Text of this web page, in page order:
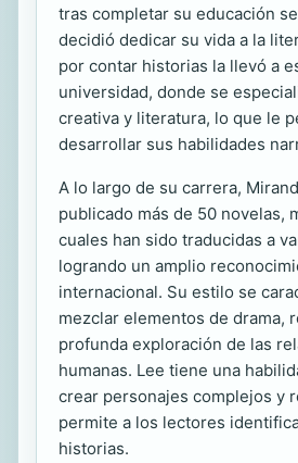
tras completar su educación
decidió dedicar su vida a la
por contar historias la llevó a
universidad, donde se
creativa y literatura, lo que le
desarrollar sus habilidades
A lo largo de su carrera,
publicado más de 50 novelas,
cuales han sido traducidas a
logrando un amplio
internacional. Su estilo se
mezclar elementos de drama,
profunda exploración de las
humanas. Lee tiene una
crear personajes complejos y
permite a los lectores
historias.